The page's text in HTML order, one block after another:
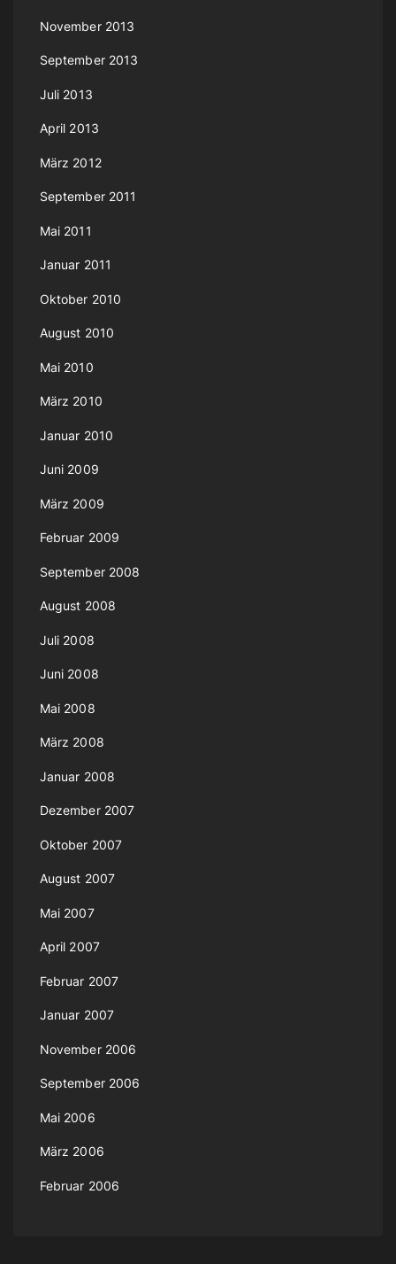
November 2013
September 2013
Juli 2013
April 2013
März 2012
September 2011
Mai 2011
Januar 2011
Oktober 2010
August 2010
Mai 2010
März 2010
Januar 2010
Juni 2009
März 2009
Februar 2009
September 2008
August 2008
Juli 2008
Juni 2008
Mai 2008
März 2008
Januar 2008
Dezember 2007
Oktober 2007
August 2007
Mai 2007
April 2007
Februar 2007
Januar 2007
November 2006
September 2006
Mai 2006
März 2006
Februar 2006